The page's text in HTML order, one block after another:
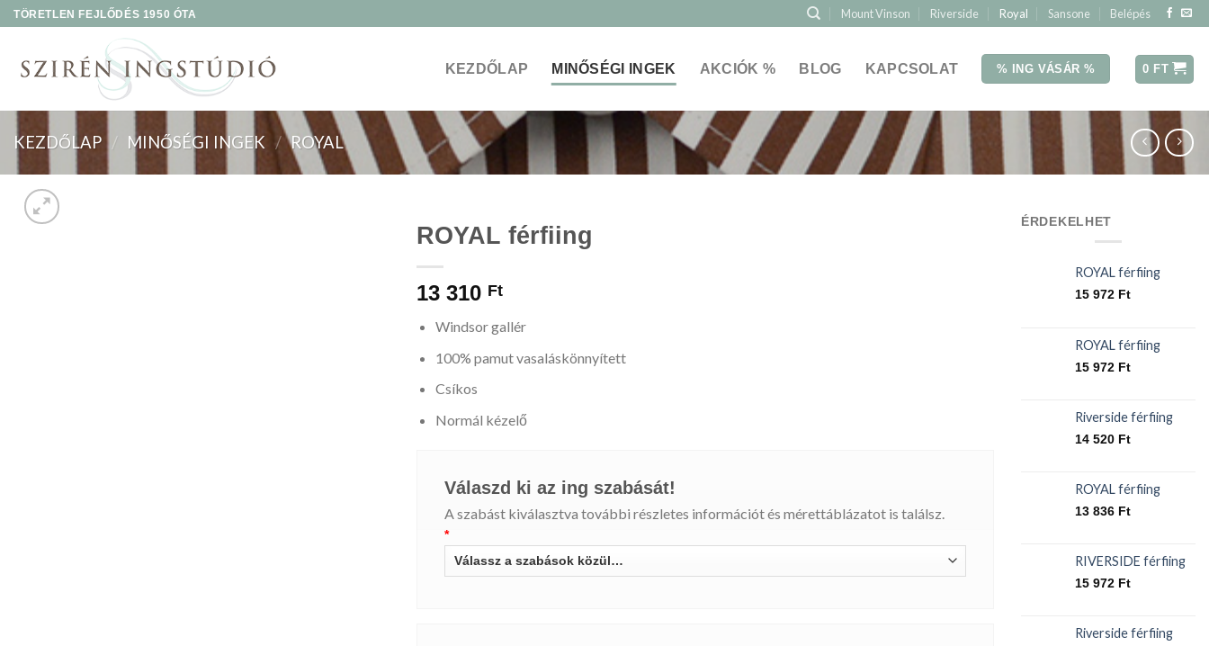
Skip
to
TÖRETLEN FEJLŐDÉS 1950 ÓTA Mount Vinson Riverside Royal Sansone Belépés
KEZDŐLAP MINŐSÉGI INGEK AKCIÓK % BLOG KAPCSOLAT % ING VÁSÁR % 0 FT
KEZDŐLAP / MINŐSÉGI INGEK / ROYAL
ROYAL férfiing
13 310 Ft
Windsor gallér
100% pamut vasaláskönnyített
Csíkos
Normál kézelő
Válaszd ki az ing szabását!
A szabást kiválasztva további részletes információt és mérettáblázatot is találsz.
*
ÉRDEKELHET
ROYAL férfiing
15 972 Ft
ROYAL férfiing
15 972 Ft
Riverside férfiing
14 520 Ft
ROYAL férfiing
13 836 Ft
RIVERSIDE férfiing
15 972 Ft
Riverside férfiing